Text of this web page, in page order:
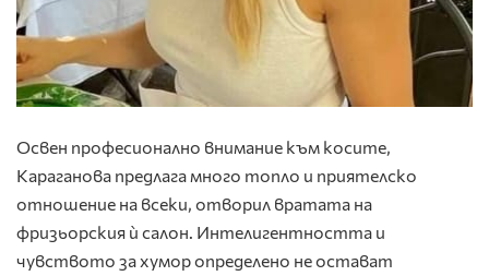
Освен професионално внимание към косите,
Караганова предлага много топло и приятелско
отношение на всеки, отворил вратата на
фризьорския ѝ салон. Интелигентността и
чувството за хумор определено не остават